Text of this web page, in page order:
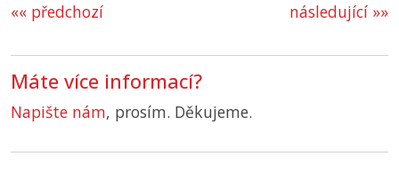
«« předchozí následující »»
Máte více informací?
Napište nám, prosím. Děkujeme.